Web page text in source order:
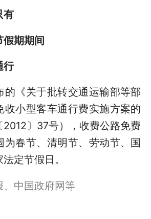
有
假期期间
行
的《关于批转交通运输部等部
收小型客车通行费实施方案的
〕37号），收费公路免费
为春节、清明节、劳动节、国
定节假日。
中国政府网等